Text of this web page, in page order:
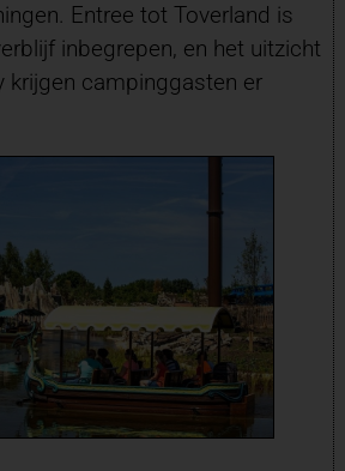
Entree tot Toverland is
inbegrepen, en het uitzicht
krijgen campinggasten er